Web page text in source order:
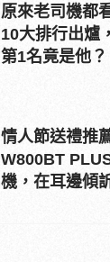
原來老司機都
10大排行出爐
第1名竟是他？
情人節送禮推
W800BT
機，在耳邊傾